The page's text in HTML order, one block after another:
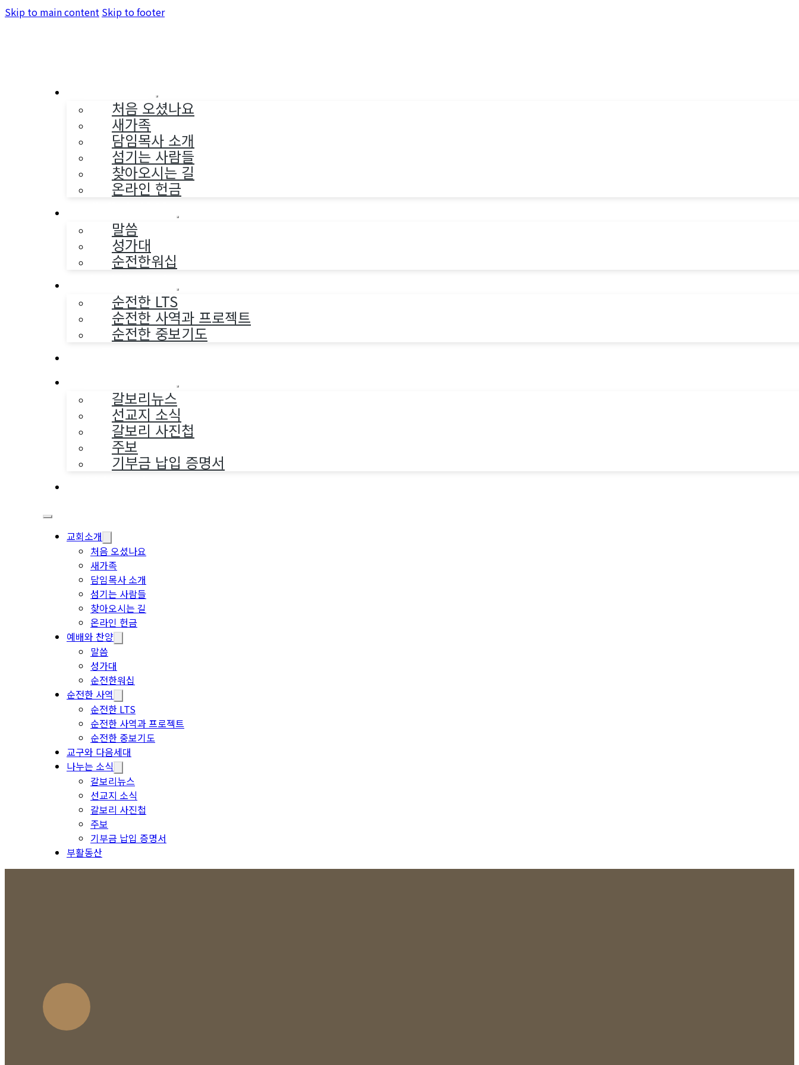
Skip to main content Skip to footer
처음 오셨나요
새가족
담임목사 소개
섬기는 사람들
찾아오시는 길
온라인 헌금
말씀
성가대
순전한워십
순전한 LTS
순전한 사역과 프로젝트
순전한 중보기도
갈보리뉴스
선교지 소식
갈보리 사진첩
주보
기부금 납입 증명서
교회소개
처음 오셨나요
새가족
담임목사 소개
섬기는 사람들
찾아오시는 길
온라인 헌금
예배와 찬양
말씀
성가대
순전한워십
순전한 사역
순전한 LTS
순전한 사역과 프로젝트
순전한 중보기도
교구와 다음세대
나누는 소식
갈보리뉴스
선교지 소식
갈보리 사진첩
주보
기부금 납입 증명서
부활동산